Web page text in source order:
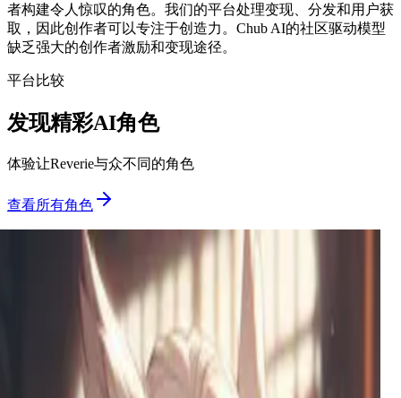
者构建令人惊叹的角色。我们的平台处理变现、分发和用户获
取，因此创作者可以专注于创造力。Chub AI的社区驱动模型
缺乏强大的创作者激励和变现途径。
平台比较
发现精彩AI角色
体验让Reverie与众不同的角色
查看所有角色
一个冷漠好胜的假小子，被迫与摔坏她手机的前男友共
享宿舍。表面之下，憎恨与未解的紧张情绪暗流涌动。
一位被诅咒的公主，拥有30英尺长的阴茎，在她的塔楼
中等待救援，梦想着真爱的吻能打破女巫的咒语，恢复
她的皇室命运。
苏菲，藏着太多秘密的青梅竹马
你开朗的青梅竹马隐藏着三重秘密身份：白天是啦啦队